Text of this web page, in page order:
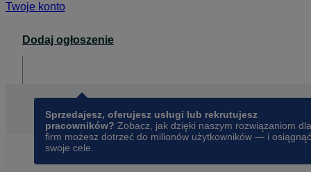
Twoje konto
Dodaj ogłoszenie
Sprzedajesz, oferujesz usługi lub rekrutujesz
pracowników? Zobacz, jak dzięki naszym rozwiązaniom dla
firm możesz dotrzeć do milionów użytkowników — i osiągnąć
swoje cele.